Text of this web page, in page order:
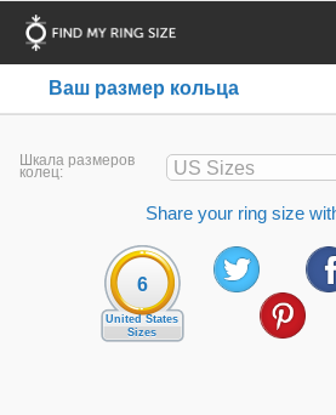
Ваш размер кольца
Шкала размеров
колец: US Sizes
Share your ring size
6
United States
Sizes